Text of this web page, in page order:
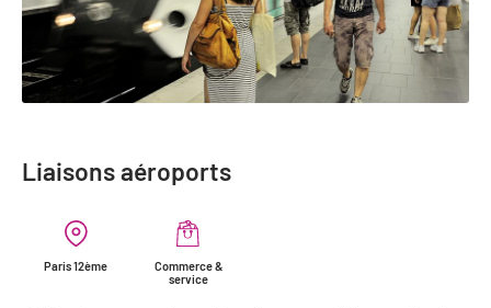
Liaisons aéroports
Paris 12ème
Commerce &
service